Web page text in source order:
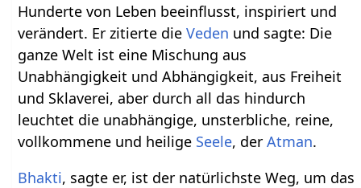
Hunderte von Leben beeinflusst, inspiriert und
verändert. Er zitierte dieVeden und sagte: Die
ganze Welt ist eine Mischung aus
Unabhängigkeit und Abhängigkeit, aus Freiheit
und Sklaverei, aber durch all das hindurch
leuchtet die unabhängige, unsterbliche, reine,
vollkommene und heilige Seele, derAtman.
Bhakti, sagte er, ist der natürlichste Weg, um das